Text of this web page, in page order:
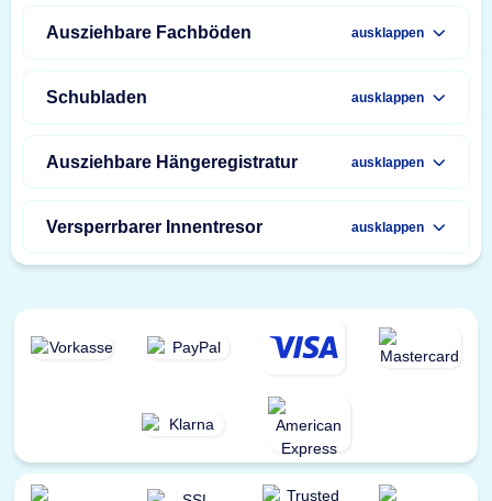
Ausziehbare Fachböden ausklappen
Schubladen ausklappen
Ausziehbare Hängeregistratur ausklappen
Versperrbarer Innentresor ausklappen